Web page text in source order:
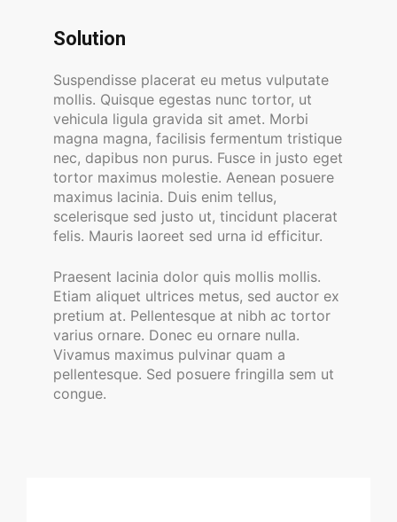
Solution
Suspendisse placerat eu metus vulputate
mollis. Quisque egestas nunc tortor, ut
vehicula ligula gravida sit amet. Morbi
magna magna, facilisis fermentum tristique
nec, dapibus non purus. Fusce in justo eget
tortor maximus molestie. Aenean posuere
maximus lacinia. Duis enim tellus,
scelerisque sed justo ut, tincidunt placerat
felis. Mauris laoreet sed urna id efficitur.
Praesent lacinia dolor quis mollis mollis.
Etiam aliquet ultrices metus, sed auctor ex
pretium at. Pellentesque at nibh ac tortor
varius ornare. Donec eu ornare nulla.
Vivamus maximus pulvinar quam a
pellentesque. Sed posuere fringilla sem ut
congue.